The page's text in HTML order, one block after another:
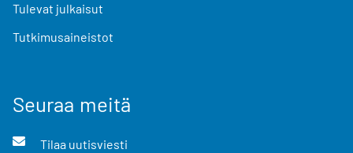
Tulevat julkaisut
Tutkimusaineistot
Seuraa meitä
Tilaa uutisviesti